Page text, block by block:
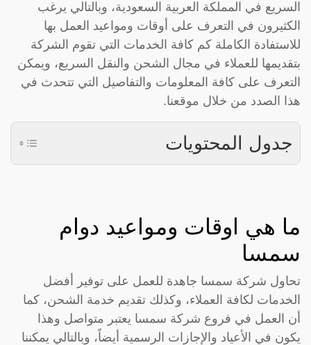
السريع في المملكة العربية السعودية، وبالتالي يرغب
الكثيرون في التعرف على أوقات ومواعيد العمل بها
للاستفادة الكاملة كم كافة الخدمات التي تقوم الشركة
بتقديمها للعملاء في مجال الشحن والنقل السريع، ويمكن
التعرف على كافة المعلومات والتفاصيل التي تتحدث في
هذا الصدد من خلال موقعنا.
جدول المحتويات
ما هي اوقات ومواعيد دوام
سمسا
تحاول شركة سمسا جاهدة للعمل على توفير أفضل
الخدمات لكافة العملاء، وكذلك تقديم خدمة الشحن، كما
أن العمل في فروع شركة سمسا يعتبر متواصل وهذا
يكون في الأعياد والإجازات الرسمية أيضاً، وبالتالي يمكننا